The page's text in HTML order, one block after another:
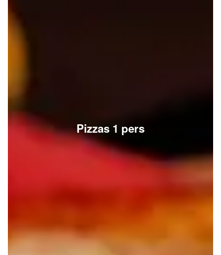
Pizzas 1 pers